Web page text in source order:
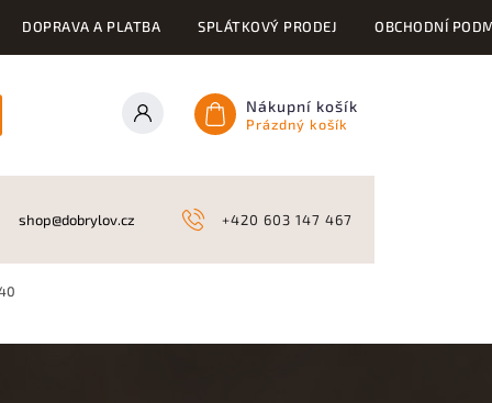
DOPRAVA A PLATBA SPLÁTKOVÝ PRODEJ OBCHODNÍ
Nákupní košík
Prázdný košík
KYNOLOGICKÉ POTŘEBY NAHÁŇKY A LOV
+420 603 147 467
shop@dobrylov.cz